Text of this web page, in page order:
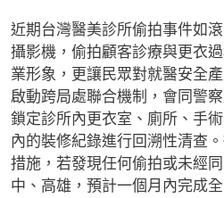
近期台灣醫美診所偷拍事件如
攝影機，偷拍顧客診療與更衣
業形象，更讓民眾對就醫安全
啟動跨局處聯合機制，會同警
鎖定診所內更衣室、廁所、手
內的裝修紀錄進行回溯性清查
措施，若發現任何偷拍或未經
中、高雄，預計一個月內完成